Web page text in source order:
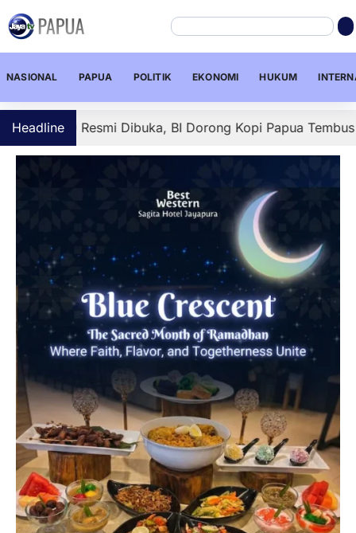
NASIONAL PAPUA POLITIK EKONOMI HUKUM
Headline
Resmi Dibuka, BI Dorong Kopi Papua Tembus Pasar